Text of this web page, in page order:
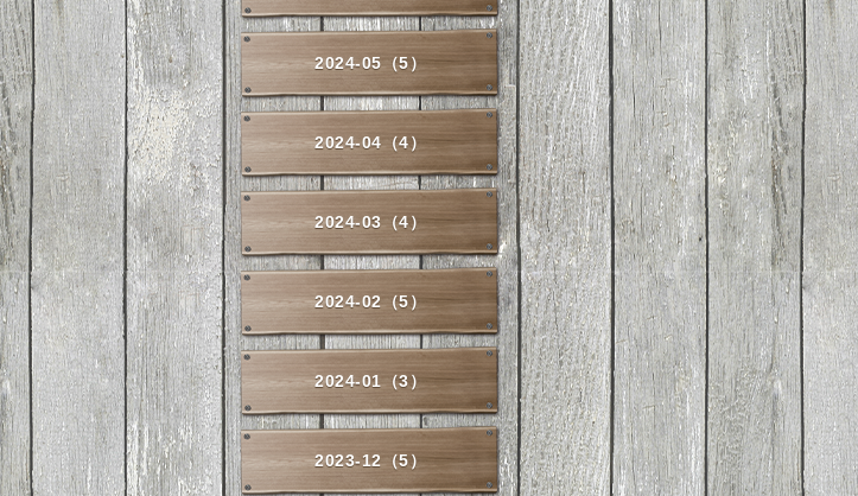
2024-05（5）
2024-04（4）
2024-03（4）
2024-02（5）
2024-01（3）
2023-12（5）